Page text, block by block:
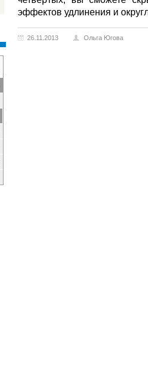
эффектов удлинения и
26.11.2013 Ольга Югова